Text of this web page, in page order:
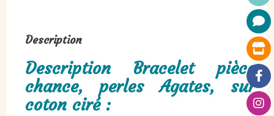
Description
Description Bracelet pièce
chance, perles Agates, sur
coton ciré :